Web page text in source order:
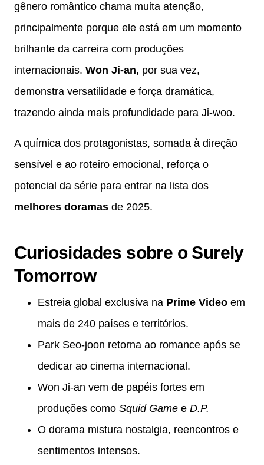
gênero romântico chama muita atenção,
principalmente porque ele está em um momento
brilhante da carreira com produções
internacionais. Won Ji-an, por sua vez,
demonstra versatilidade e força dramática,
trazendo ainda mais profundidade para Ji-woo.
A química dos protagonistas, somada à direção
sensível e ao roteiro emocional, reforça o
potencial da série para entrar na lista dos
melhores doramas de 2025.
Curiosidades sobre o Surely
Tomorrow
Estreia global exclusiva na Prime Video em
mais de 240 países e territórios.
Park Seo-joon retorna ao romance após se
dedicar ao cinema internacional.
Won Ji-an vem de papéis fortes em
produções como Squid Game e D.P.
O dorama mistura nostalgia, reencontros e
sentimentos intensos.